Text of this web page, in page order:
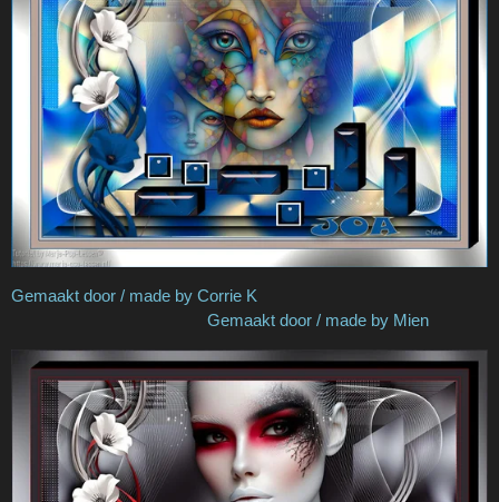
Gemaakt door / made by Corrie K
Gemaakt door / made by Mien